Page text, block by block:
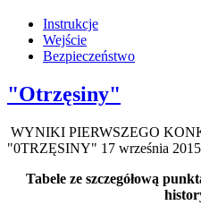
Instrukcje
Wejście
Bezpieczeństwo
"Otrzęsiny"
WYNIKI PIERWSZEGO
"0TRZĘSINY" 17 września
Tabele ze szczegółową